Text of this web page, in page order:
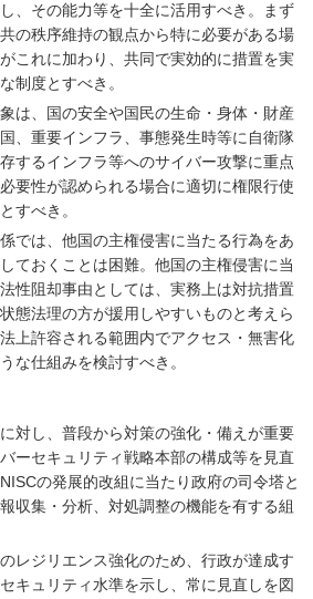
、その能力等を十全に活用すべき。まず
の秩序維持の観点から特に必要がある場
これに加わり、共同で実効的に措置を実
制度とすべき。
は、国の安全や国民の生命・身体・財産
、重要インフラ、事態発生時等に自衛隊
するインフラ等へのサイバー攻撃に重点
要性が認められる場合に適切に権限行使
すべき。
では、他国の主権侵害に当たる行為をあ
ておくことは困難。他国の主権侵害に当
性阻却事由としては、実務上は対抗措置
態法理の方が援用しやすいものと考えら
上許容される範囲内でアクセス・無害化
な仕組みを検討すべき。
対し、普段から対策の強化・備えが重要
ーセキュリティ戦略本部の構成等を見直
の発展的改組に当たり政府の司令塔と
収集・分析、対処調整の機能を有する組
レジリエンス強化のため、行政が達成す
キュリティ水準を示し、常に見直しを図